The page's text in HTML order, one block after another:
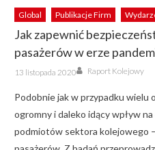
Global Publikacje Firm
Jak zapewnić
pasażerów w erze
Posted
on
13 listopada 2020 Author
Raport Kolejowy
Podobnie jak w przypadku wielu
ogromny i daleko idący wpływ
podmiotów sektora kolejowego